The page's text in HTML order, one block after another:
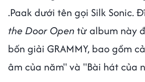
.Paak dưới tên gọi Silk Sonic.
the Door Open từ album này
bốn giải GRAMMY, bao gồm
âm của năm" và "Bài hát của